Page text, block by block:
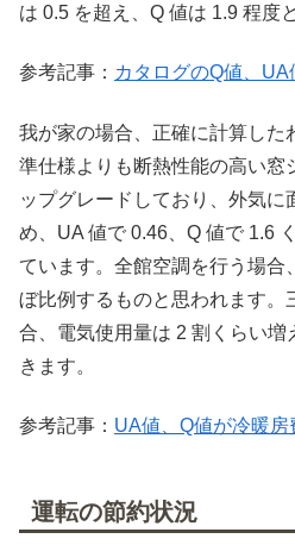
は 0.5 を超え、Q 値は 1.9 程度
参考記事： カタログのQ値、
我が家の場合、正確に計算した
準仕様よりも断熱性能の高い窓
ップグレードしており、外気に
め、UA 値で 0.46、Q 値で 1.6
ています。全館空調を行う場合
ぼ比例するものと思われます。
合、電気使用量は 2 割くらい
きます。
参考記事： UA値、Q値が冷暖
運転の節約状況